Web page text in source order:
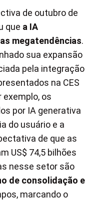
de outubro de
que a IA
megatendências.
sua expansão
pela integração
na CES
exemplo, os
por IA generativa
do usuário e a
de que as
US$ 74,5 bilhões
nesse setor são
de consolidação e
marcando o